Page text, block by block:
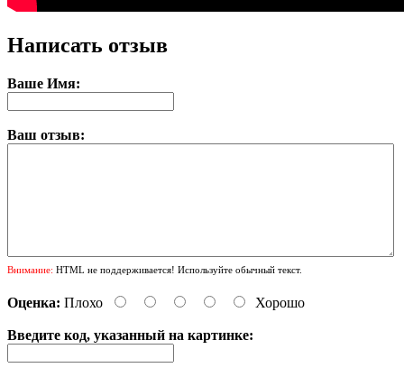
Написать отзыв
Ваше Имя:
Ваш отзыв:
Внимание: HTML не поддерживается! Используйте обычный текст.
Оценка: Плохо Хорошо
Введите код, указанный на картинке: